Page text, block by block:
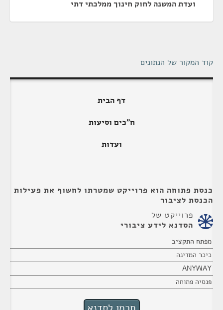
ועדת המשנה לחוק חינוך ממלכתי דתי
קוד המקור של הנתונים
דף הבית
ח"כים וסיעות
ועדות
כנסת פתוחה הוא פרוייקט שמטרתו לחשוף את פעילות
הכנסת לציבור
פרוייקט של
הסדנא לידע ציבורי
מפתח התקציב
כיכר המדינה
ANYWAY
פנסיה פתוחה